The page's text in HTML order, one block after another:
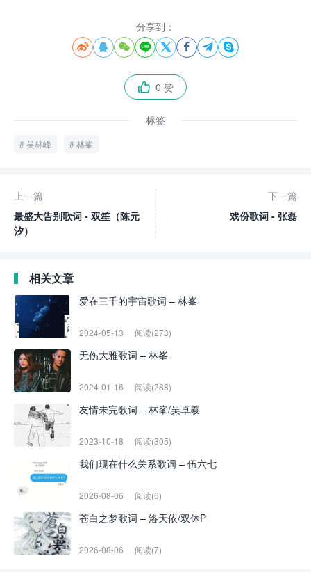
分享到：
       
 0 赞
标签
吴林峰 林峯
上一篇
最盛大告别歌词 - 双笙（陈元
汐）
下一篇
戏份歌词 - 张磊
相关文章
爱在三千的宇宙歌词 – 林峯
2024-05-13 阅读(273)
无伤大雅歌词 – 林峯
2024-01-16 阅读(288)
友情未完歌词 – 林峯/吴卓羲
2023-10-18 阅读(305)
我们现在什么关系歌词 – 伍六七
2026-08-06 阅读(6)
苍白之梦歌词 – 洛天依/双休P
2026-08-06 阅读(7)